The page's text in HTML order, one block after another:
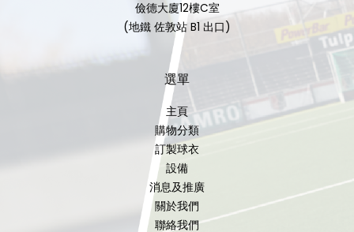
儉德大廈12樓C室
(地鐵 佐敦站 B1 出口)
選單
主頁
購物分類
訂製球衣
設備
消息及推廣
關於我們
聯絡我們